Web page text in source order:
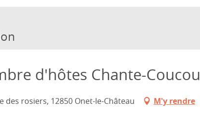
d'hôtes Chante-Coucou
des rosiers, 12850 Onet-le-Château M'y rendre